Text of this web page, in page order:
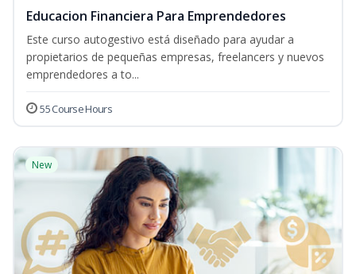
Educacion Financiera Para Emprendedores
Este curso autogestivo está diseñado para ayudar a
propietarios de pequeñas empresas, freelancers y nuevos
emprendedores a to...
55 Course Hours
New